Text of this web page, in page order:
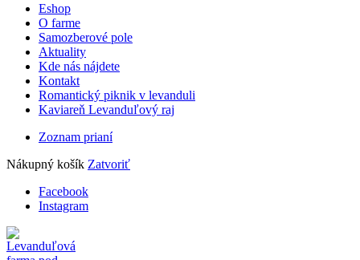
Eshop
O farme
Samozberové pole
Aktuality
Kde nás nájdete
Kontakt
Romantický piknik v levanduli
Kaviareň Levanduľový raj
Zoznam prianí
Nákupný košík Zatvoriť
Facebook
Instagram